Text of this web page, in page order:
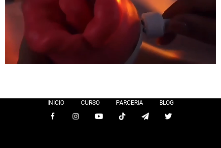
INICIO CURSO PARCERIA BLOG